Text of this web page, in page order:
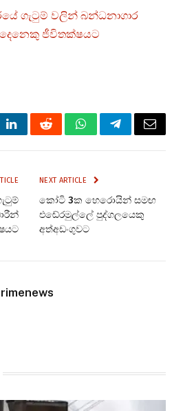
ගැටුම් වලින් බන්ධනාගාර
ජීවිතක්ෂයට
LinkedInRedditWhatsAppTelegramEmail
NEXT ARTICLE
කෝටි 3ක හෙරොයින් සමඟ
එඬේරමුල්ලේ පුද්ගලයෙකු
අත්අඩංගුවට